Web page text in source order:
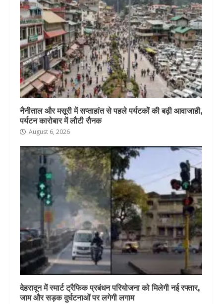
नैनीताल और मसूरी में सप्ताहांत से पहले पर्यटकों की बढ़ी आवाजाही,
पर्यटन कारोबार में लौटी रौनक
August 6, 2026
देहरादून में स्मार्ट ट्रैफिक प्रबंधन परियोजना को मिलेगी नई रफ्तार,
जाम और सड़क दुर्घटनाओं पर लगेगी लगाम